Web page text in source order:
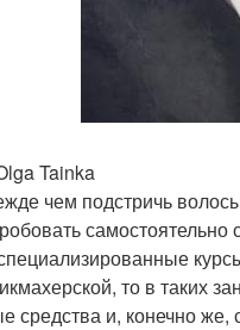
Tainka
чем подстричь
самостоятельно
то в таких
средства и, конечно